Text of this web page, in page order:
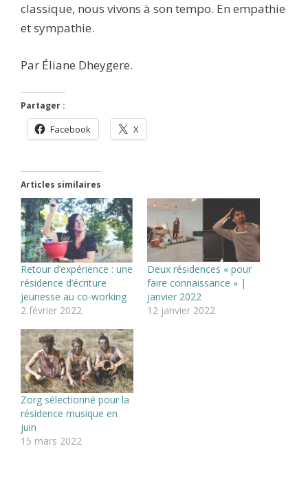
classique, nous vivons à son tempo. En empathie
et sympathie.
Par Éliane Dheygere.
Partager :
Facebook X
Articles similaires
Retour d’expérience : une
résidence d’écriture
jeunesse au co-working
2 février 2022
Deux résidences « pour
faire connaissance » |
janvier 2022
12 janvier 2022
Zorg sélectionné pour la
résidence musique en
juin
15 mars 2022